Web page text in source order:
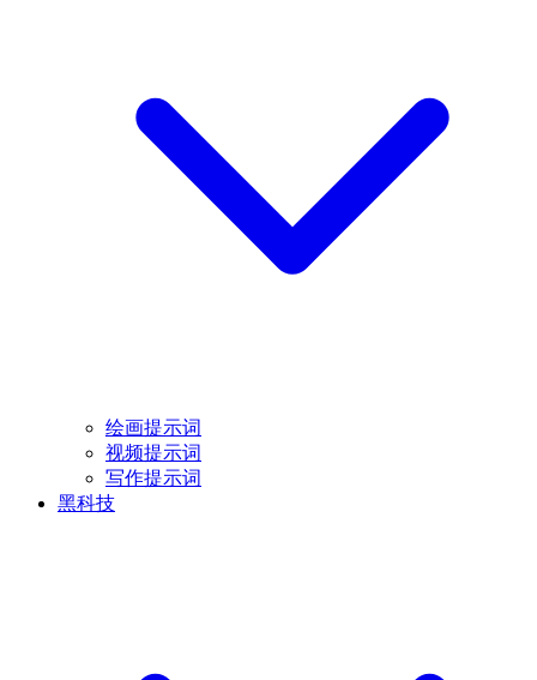
绘画提示词
视频提示词
写作提示词
黑科技